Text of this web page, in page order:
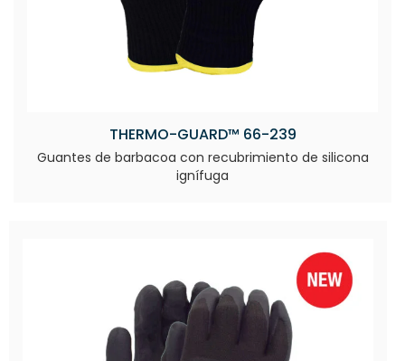
THERMO-GUARD™ 66-239
Guantes de barbacoa con recubrimiento de silicona
ignífuga